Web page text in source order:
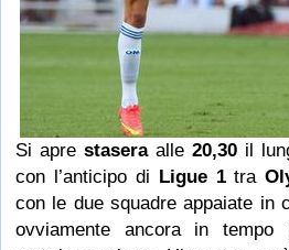
Si apre staseraalle 20,30 il
con l’anticipo di Ligue 1tra
con le due squadre appaiate in
ovviamente ancora in tempo